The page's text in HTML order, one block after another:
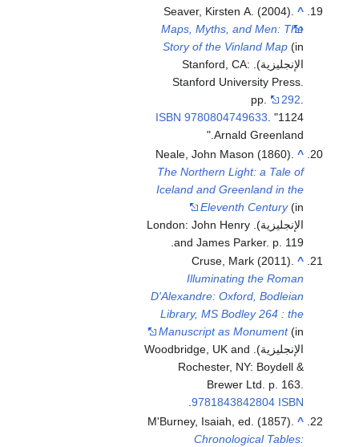
^
Seaver, Kirsten A. (2004).
Maps, Myths, and Men: The
Story of the Vinland Map (in
الإنجليزية). Stanford, CA:
Stanford University Press.
pp.
292.
ISBN 9780804749633. 1124
Arnald Greenland.
^
Neale, John Mason (1860).
The Northern Light: a Tale of
Iceland and Greenland in the
Eleventh Century(in
الإنجليزية). London: John Henry
and James Parker. p. 119.
^
Cruse, Mark (2011).
Illuminating the Roman
D'Alexandre: Oxford, Bodleian
Library, MS Bodley 264 : the
Manuscript as Monument(in
الإنجليزية). Woodbridge, UK and
Rochester, NY: Boydell &
Brewer Ltd. p. 163.
ISBN
9781843842804
.
^
M'Burney, Isaiah, ed. (1857).
Chronological Tables: